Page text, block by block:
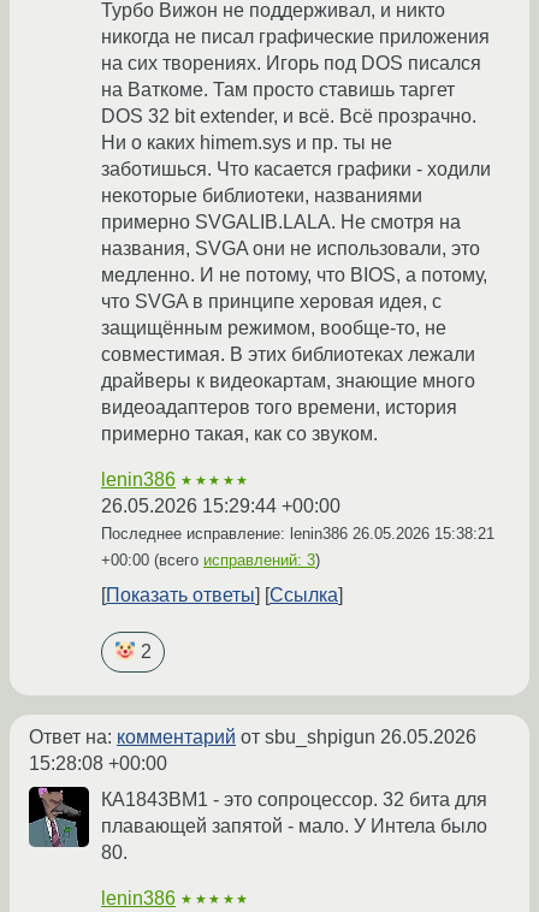
Турбо Вижон не поддерживал, и никто
никогда не писал графические приложения
на сих творениях. Игорь под DOS писался
на Ваткоме. Там просто ставишь таргет
DOS 32 bit extender, и всё. Всё прозрачно.
Ни о каких himem.sys и пр. ты не
заботишься. Что касается графики - ходили
некоторые библиотеки, названиями
примерно SVGALIB.LALA. Не смотря на
названия, SVGA они не использовали, это
медленно. И не потому, что BIOS, а потому,
что SVGA в принципе херовая идея, с
защищённым режимом, вообще-то, не
совместимая. В этих библиотеках лежали
драйверы к видеокартам, знающие много
видеоадаптеров того времени, история
примерно такая, как со звуком.
lenin386 ★★★★★
26.05.2026 15:29:44 +00:00
Последнее исправление: lenin386 26.05.2026 15:38:21
+00:00 (всего исправлений: 3)
Показать ответы Ссылка
2
Ответ на: комментарий от sbu_shpigun 26.05.2026
15:28:08 +00:00
КА1843ВМ1 - это сопроцессор. 32 бита для
плавающей запятой - мало. У Интела было
80.
lenin386 ★★★★★